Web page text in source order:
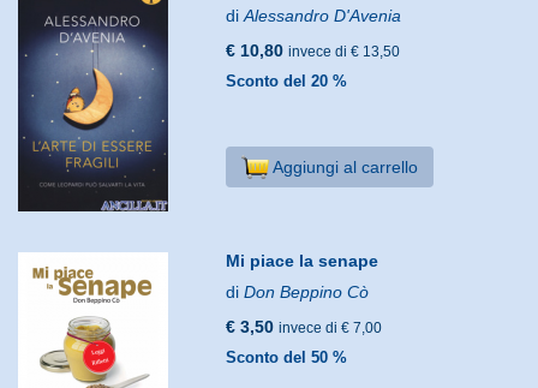
diAlessandro D'Avenia
€ 10,80 invece di € 13,50
Sconto del 20 %
Aggiungi al carrello
Mi piace la senape
diDon Beppino Cò
€ 3,50 invece di € 7,00
Sconto del 50 %